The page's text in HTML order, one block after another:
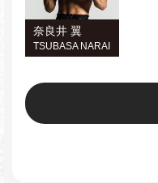
奈良井 翼
TSUBASA NARAI